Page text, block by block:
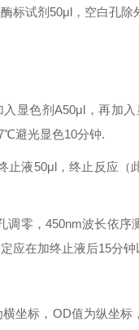
标试剂50μl，空白孔除
显色剂A50μl，再加入
避光显色10分钟.
止液50μl，终止反应（
调零，450nm波长依序
应在加终止液后15分钟
横坐标，OD值为纵坐标